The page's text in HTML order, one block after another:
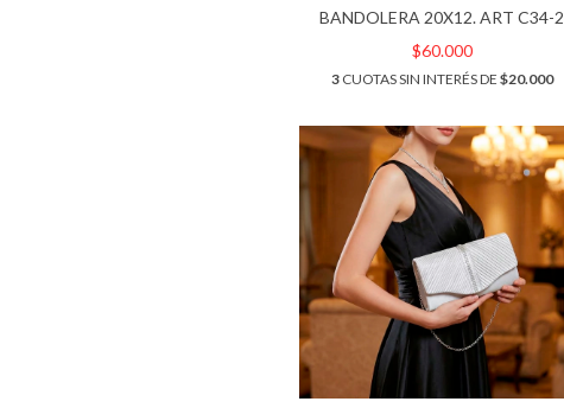
BANDOLERA 20X12. ART C34-2
$60.000
3CUOTAS SIN INTERÉS DE $20.000